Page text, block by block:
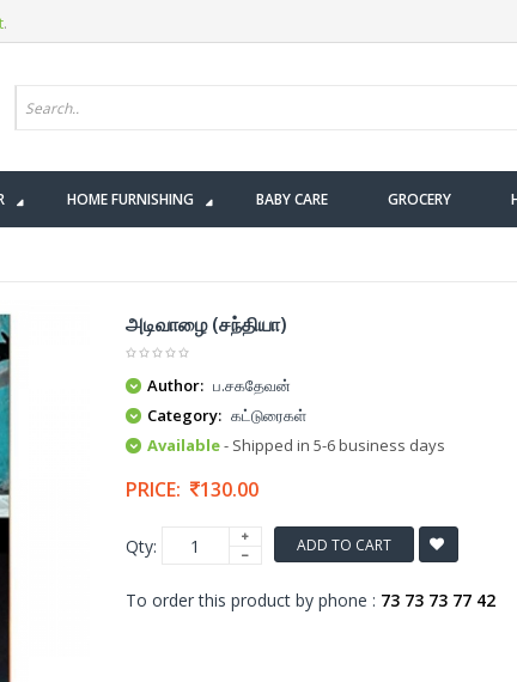
.
HOME FURNISHING BABY CARE GROCERY
அடிவாழை (சந்தியா)
Author: ப.சகதேவன்
Category: கட்டுரைகள்
Available- Shipped in 5-6 business days
PRICE: 130.00
Qty: ADD TO CART
To order this product by phone : 73 73 73 77 42